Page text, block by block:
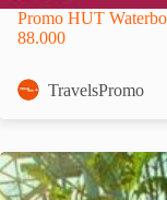
Promo HUT
88.000
TravelsPromo